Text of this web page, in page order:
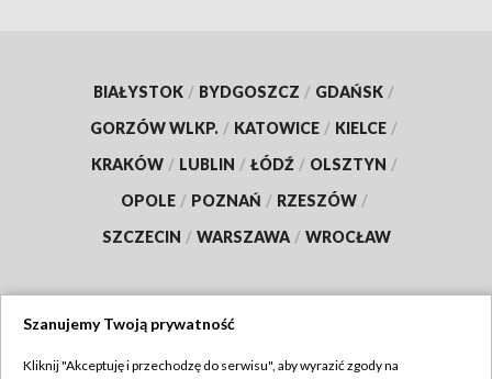
BIAŁYSTOK / BYDGOSZCZ / GDAŃSK /
GORZÓW WLKP. / KATOWICE / KIELCE /
KRAKÓW / LUBLIN / ŁÓDŹ / OLSZTYN /
OPOLE / POZNAŃ / RZESZÓW /
SZCZECIN / WARSZAWA / WROCŁAW
Szanujemy Twoją prywatność
Kliknij "Akceptuję i przechodzę do serwisu", aby wyrazić zgody na